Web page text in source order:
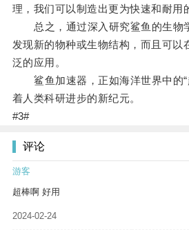
理，我们可以制造出更为快速和耐用
总之，通过深入研究鲨鱼的生物
发现新的物种或生物结构，而且可以
泛的应用。
鲨鱼加速器，正如海洋世界中的“
着人类科研进步的新纪元。
#3#
评论
游客
超棒啊 好用
2024-02-24